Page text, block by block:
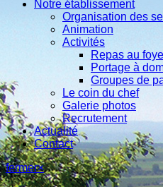
Notre établissement
Organisation des
Animation
Activités
Repas au
Portage à
Groupes de
Le coin du chef
Galerie photos
Recrutement
Actualité
Contact
fermer×